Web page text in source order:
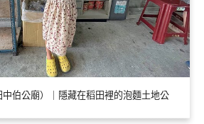
伯公廟）｜隱藏在稻田裡的泡麵土地公